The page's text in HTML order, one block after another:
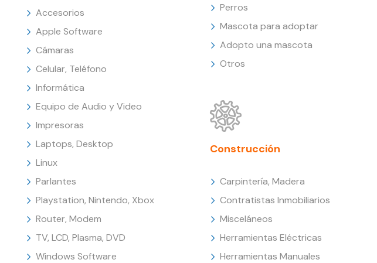
Accesorios
Apple Software
Cámaras
Celular, Teléfono
Informática
Equipo de Audio y Video
Impresoras
Laptops, Desktop
Linux
Parlantes
Playstation, Nintendo, Xbox
Router, Modem
TV, LCD, Plasma, DVD
Windows Software
Perros
Mascota para adoptar
Adopto una mascota
Otros
Construcción
Carpintería, Madera
Contratistas Inmobiliarios
Misceláneos
Herramientas Eléctricas
Herramientas Manuales